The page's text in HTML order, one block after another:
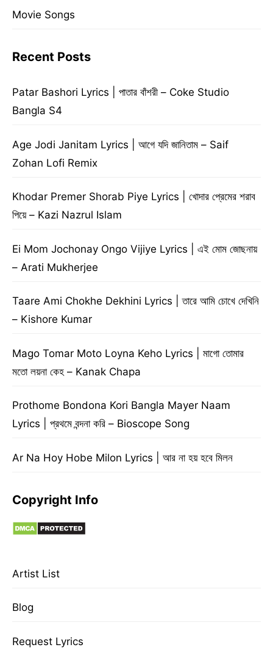
Movie Songs
Recent Posts
Patar Bashori Lyrics | পাতার বাঁশরী – Coke Studio
Bangla S4
Age Jodi Janitam Lyrics | আগে যদি জানিতাম – Saif
Zohan Lofi Remix
Khodar Premer Shorab Piye Lyrics | খোদার প্রেমের শরাব
পিয়ে – Kazi Nazrul Islam
Ei Mom Jochonay Ongo Vijiye Lyrics | এই মোম জোছনায়
– Arati Mukherjee
Taare Ami Chokhe Dekhini Lyrics | তারে আমি চোখে দেখিনি
– Kishore Kumar
Mago Tomar Moto Loyna Keho Lyrics | মাগো তোমার
মতো লয়না কেহ – Kanak Chapa
Prothome Bondona Kori Bangla Mayer Naam
Lyrics | প্রথমে বন্দনা করি – Bioscope Song
Ar Na Hoy Hobe Milon Lyrics | আর না হয় হবে মিলন
Copyright Info
Artist List
Blog
Request Lyrics